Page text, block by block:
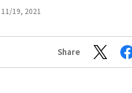
11/19, 2021
Share